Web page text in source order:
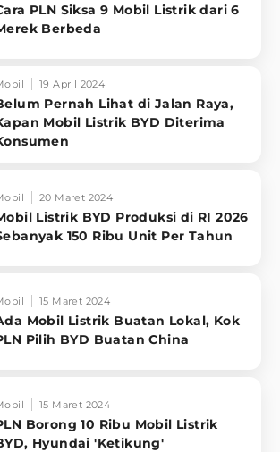
PLN Siksa 9 Mobil Listrik dari 6
Berbeda
19 April 2024
Pernah Lihat di Jalan Raya,
Mobil Listrik BYD Diterima
20 Maret 2024
Listrik BYD Produksi di RI 2026
150 Ribu Unit Per Tahun
15 Maret 2024
Mobil Listrik Buatan Lokal, Kok
Pilih BYD Buatan China
15 Maret 2024
Borong 10 Ribu Mobil Listrik
Hyundai 'Ketikung'